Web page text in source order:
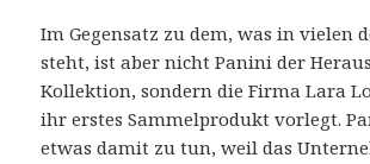
Im Gegensatz zu dem, was in vielen
steht, ist aber nicht Panini der
Kollektion, sondern die Firma Lara
ihr erstes Sammelprodukt vorlegt.
etwas damit zu tun, weil das